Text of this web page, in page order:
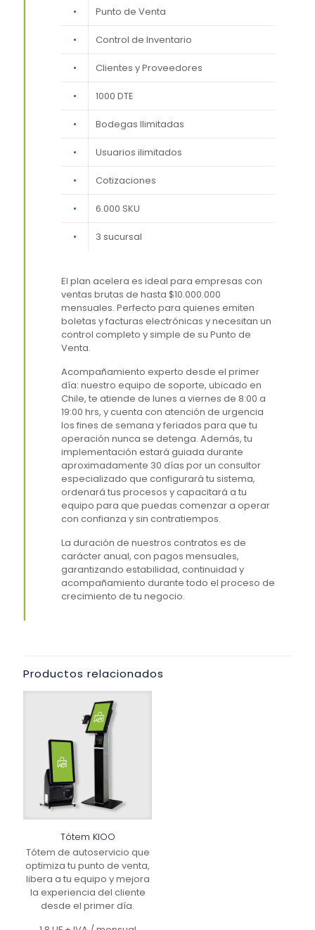
• Punto de Venta
• Control de Inventario
• Clientes y Proveedores
• 1000 DTE
• Bodegas Ilimitadas
• Usuarios ilimitados
• Cotizaciones
• 6.000 SKU
• 3 sucursal
El plan acelera es ideal para empresas con
ventas brutas de hasta $10.000.000
mensuales. Perfecto para quienes emiten
boletas y facturas electrónicas y necesitan un
control completo y simple de su Punto de
Venta.
Acompañamiento experto desde el primer
día: nuestro equipo de soporte, ubicado en
Chile, te atiende de lunes a viernes de 8:00 a
19:00 hrs, y cuenta con atención de urgencia
los fines de semana y feriados para que tu
operación nunca se detenga. Además, tu
implementación estará guiada durante
aproximadamente 30 días por un consultor
especializado que configurará tu sistema,
ordenará tus procesos y capacitará a tu
equipo para que puedas comenzar a operar
con confianza y sin contratiempos.
La duración de nuestros contratos es de
carácter anual, con pagos mensuales,
garantizando estabilidad, continuidad y
acompañamiento durante todo el proceso de
crecimiento de tu negocio.
Productos relacionados
Tótem KIOO
Tótem de autoservicio que
optimiza tu punto de venta,
libera a tu equipo y mejora
la experiencia del cliente
desde el primer día.